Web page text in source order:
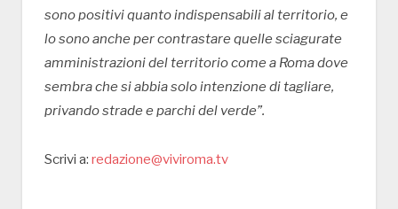
sono positivi quanto indispensabili al territorio, e
lo sono anche per contrastare quelle sciagurate
amministrazioni del territorio come a Roma dove
sembra che si abbia solo intenzione di tagliare,
privando strade e parchi del verde”.
Scrivi a: redazione@viviroma.tv